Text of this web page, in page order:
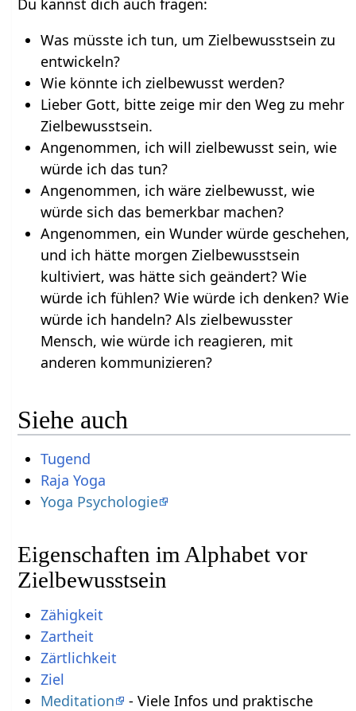
Was müsste ich tun, um Zielbewusstsein zu
entwickeln?
Wie könnte ich zielbewusst werden?
Lieber Gott, bitte zeige mir den Weg zu mehr
Zielbewusstsein.
Angenommen, ich will zielbewusst sein, wie
würde ich das tun?
Angenommen, ich wäre zielbewusst, wie
würde sich das bemerkbar machen?
Angenommen, ein Wunder würde geschehen,
und ich hätte morgen Zielbewusstsein
kultiviert, was hätte sich geändert? Wie
würde ich fühlen? Wie würde ich denken? Wie
würde ich handeln? Als zielbewusster
Mensch, wie würde ich reagieren, mit
anderen kommunizieren?
Siehe auch
Tugend
Raja Yoga
Yoga Psychologie
Eigenschaften im Alphabet vor
Zielbewusstsein
Zähigkeit
Zartheit
Zärtlichkeit
Ziel
Meditation
- Viele Infos und praktische